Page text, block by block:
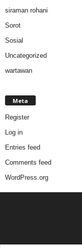
siraman rohani
Sorot
Sosial
Uncategorized
wartawan
Meta
Register
Log in
Entries feed
Comments feed
WordPress.org